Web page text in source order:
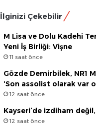
İlginizi Çekebilir
M Lisa ve Dolu Kadehi
Yeni İş Birliği: Vişne
11 saat önce
Gözde Demirbilek, NR1
‘Son assolist olarak var
12 saat önce
Kayseri’de izdiham
12 saat önce